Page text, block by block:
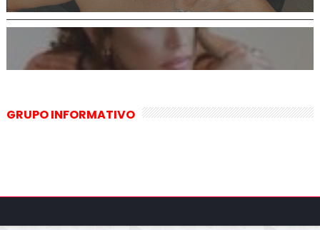
GRUPO INFORMATIVO